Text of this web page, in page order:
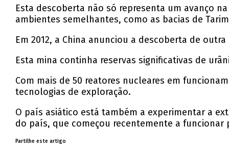
Esta descoberta não só representa um avanço
ambientes semelhantes, como as bacias de
Em 2012, a China anunciou a descoberta de
Esta mina continha reservas significativas de
Com mais de 50 reatores nucleares em
tecnologias de exploração.
O país asiático está também a experimentar a
do país, que começou recentemente a
Partilhe este artigo